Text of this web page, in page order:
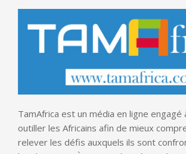
TamAfrica est un média en ligne
outiller les Africains afin de mieux
relever les défis auxquels ils sont